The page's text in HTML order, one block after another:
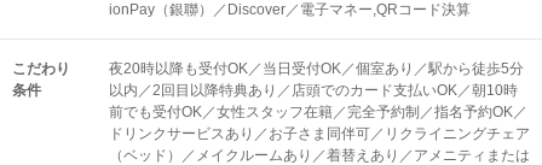
ionPay（銀聯）／Discover／電子マネー,QRコード決算
こだわり
条件
夜20時以降も受付OK／当日受付OK／個室あり／駅から徒歩5分
以内／2回目以降特典あり／店頭でのカード支払いOK／朝10時
前でも受付OK／女性スタッフ在籍／完全予約制／指名予約OK／
ドリンクサービスあり／お子さま同伴可／リクライニングチェア
（ベッド）／メイクルームあり／着替えあり／アメニティまたは